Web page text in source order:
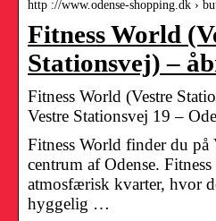
http ://www.odense-shopping.dk ›
Fitness World
Stationsvej) –
Fitness World (Vestre
Vestre Stationsvej 19 –
Fitness World finder du på
centrum af Odense.
atmosfærisk kvarter, hvor
hyggelig …